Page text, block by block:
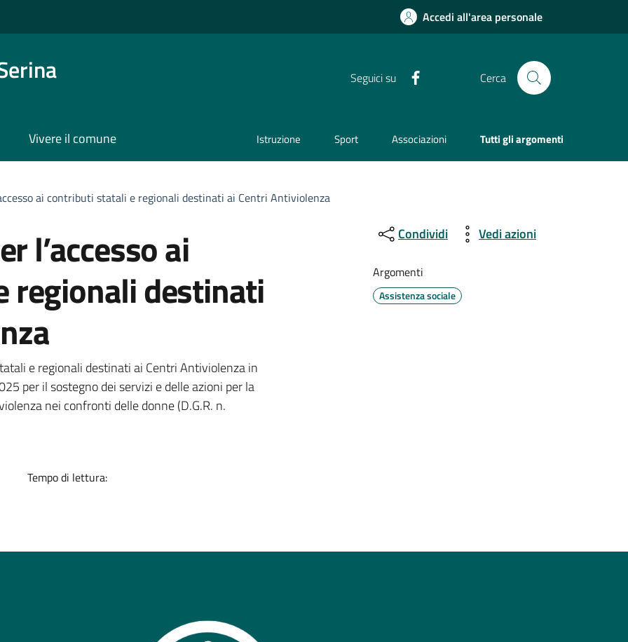
Accedi all'area personale
Seguici su Cerca
Vivere il comune Istruzione Sport Associazioni Tutti gli argomenti
ai contributi statali e regionali destinati ai Centri Antiviolenza
l’accesso ai
destinati
e regionali destinati ai Centri Antiviolenza in
per il sostegno dei servizi e delle azioni per la
nei confronti delle donne (D.G.R. n.
Tempo di lettura:
Condividi Vedi azioni
Argomenti
Assistenza sociale